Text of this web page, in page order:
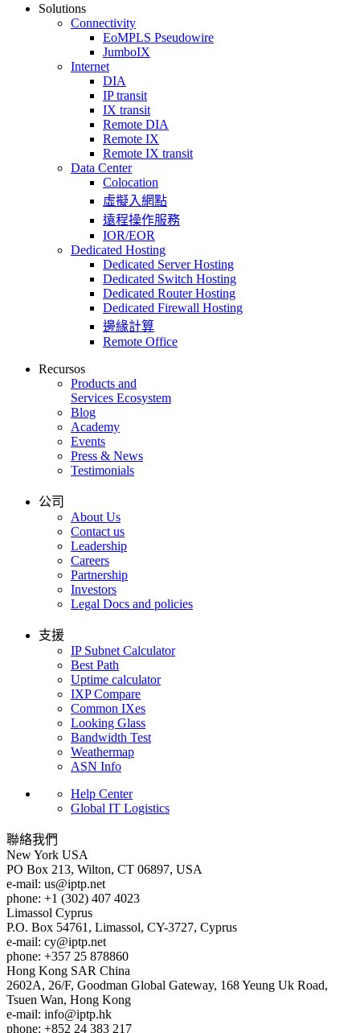
Solutions
Connectivity
EoMPLS Pseudowire
JumboIX
Internet
DIA
IP transit
IX transit
Remote DIA
Remote IX
Remote IX transit
Data Center
Colocation
虛擬入網點
遠程操作服務
IOR/EOR
Dedicated Hosting
Dedicated Server Hosting
Dedicated Switch Hosting
Dedicated Router Hosting
Dedicated Firewall Hosting
邊緣計算
Remote Office
Recursos
Products and
Services Ecosystem
Blog
Academy
Events
Press & News
Testimonials
公司
About Us
Contact us
Leadership
Careers
Partnership
Investors
Legal Docs and policies
支援
IP Subnet Calculator
Best Path
Uptime calculator
IXP Compare
Common IXes
Looking Glass
Bandwidth Test
Weathermap
ASN Info
Help Center
Global IT Logistics
聯絡我們
New York USA
PO Box 213, Wilton, CT 06897, USA
e-mail: us
iptp.net
phone: +1 (302) 407 4023
Limassol Cyprus
P.O. Box 54761, Limassol, CY-3727, Cyprus
e-mail: cy
iptp.net
phone: +357 25 878860
Hong Kong SAR China
2602A, 26/F, Goodman Global Gateway, 168 Yeung Uk Road,
Tsuen Wan, Hong Kong
e-mail: info
iptp.hk
phone: +852 24 383 217